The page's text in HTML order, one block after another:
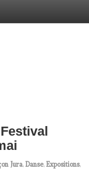
Jura, Danse, Expositions,